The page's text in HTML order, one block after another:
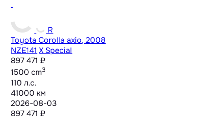
R
Toyota Corolla axio, 2008
NZE141 X Special
897 471 ₽
1500 cm3
110 л.с.
41000 км
2026-08-03
897 471 ₽